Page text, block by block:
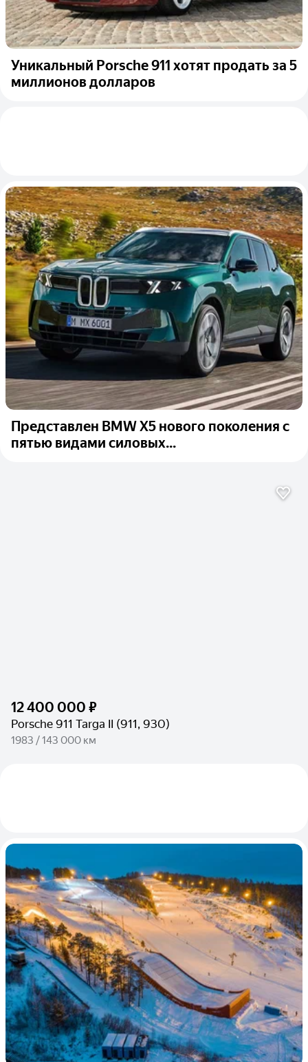
Уникальный Porsche 911 хотят продать за 5
миллионов долларов
Представлен BMW X5 нового поколения с
пятью видами силовых...
12 400 000 ₽
Porsche 911 Targa II (911, 930)
1983 / 143 000 км